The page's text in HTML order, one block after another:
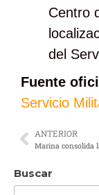
Centro
del
Fuente
Servicio
ANTERIOR
Buscar